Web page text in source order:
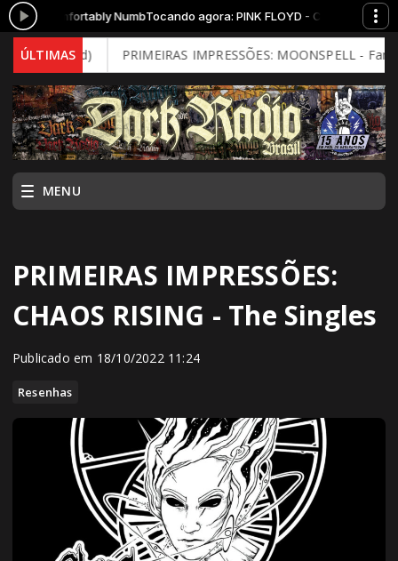
- Comfortably NumbTocando agora: PINK FLOYD - Comfortably Numb
ÚLTIMAS
Mind) PRIMEIRAS IMPRESSÕES: MOONSPELL - Far From
MENU
PRIMEIRAS IMPRESSÕES:
CHAOS RISING - The Singles
Publicado em 18/10/2022 11:24
Resenhas